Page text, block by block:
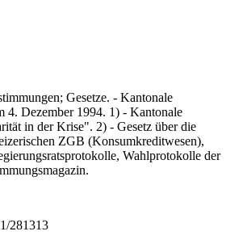
Gesetze. - Kantonale
4. Dezember 1994. 1) - Kantonale
in der Krise". 2) - Gesetz über die
ZGB (Konsumkreditwesen),
Wahlprotokolle der
281313